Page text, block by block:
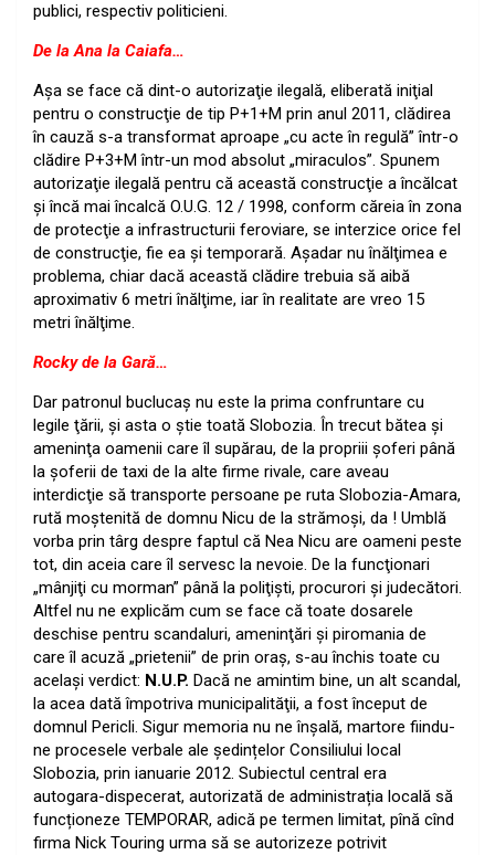
publici, respectiv politicieni.
De la Ana la Caiafa…
Aşa se face că dint-o autorizaţie ilegală, eliberată iniţial
pentru o construcţie de tip P+1+M prin anul 2011, clădirea
în cauză s-a transformat aproape „cu acte în regulă” într-o
clădire P+3+M într-un mod absolut „miraculos”. Spunem
autorizaţie ilegală pentru că această construcţie a încălcat
şi încă mai încalcă O.U.G. 12 / 1998, conform căreia în zona
de protecţie a infrastructurii feroviare, se interzice orice fel
de construcţie, fie ea şi temporară. Aşadar nu înălţimea e
problema, chiar dacă această clădire trebuia să aibă
aproximativ 6 metri înălţime, iar în realitate are vreo 15
metri înălţime.
Rocky de la Gară…
Dar patronul buclucaş nu este la prima confruntare cu
legile ţării, şi asta o ştie toată Slobozia. În trecut bătea şi
ameninţa oamenii care îl supărau, de la propriii şoferi până
la şoferii de taxi de la alte firme rivale, care aveau
interdicţie să transporte persoane pe ruta Slobozia-Amara,
rută moştenită de domnu Nicu de la strămoşi, da ! Umblă
vorba prin târg despre faptul că Nea Nicu are oameni peste
tot, din aceia care îl servesc la nevoie. De la funcţionari
„mânjiţi cu morman” până la poliţişti, procurori şi judecători.
Altfel nu ne explicăm cum se face că toate dosarele
deschise pentru scandaluri, ameninţări şi piromania de
care îl acuză „prietenii” de prin oraş, s-au închis toate cu
acelaşi verdict: N.U.P. Dacă ne amintim bine, un alt scandal,
la acea dată împotriva municipalităţii, a fost început de
domnul Pericli. Sigur memoria nu ne înșală, martore fiindu-
ne procesele verbale ale ședințelor Consiliului local
Slobozia, prin ianuarie 2012. Subiectul central era
autogara-dispecerat, autorizată de administrația locală să
funcționeze TEMPORAR, adică pe termen limitat, pînă cînd
firma Nick Touring urma să se autorizeze potrivit